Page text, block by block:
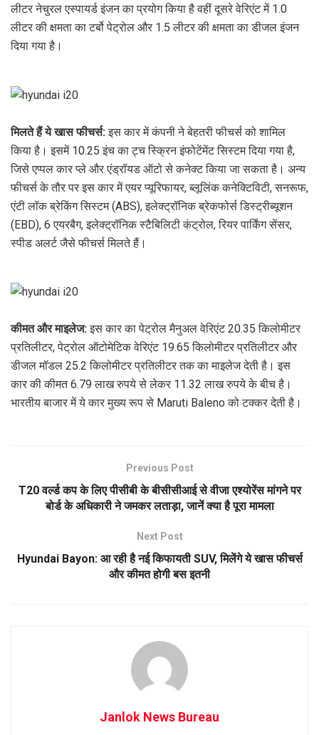
लीटर नेचुरल एस्पायर्ड इंजन का प्रयोग किया है वहीं दूसरे वेरिएंट में 1.0
लीटर की क्षमता का टर्बो पेट्रोल और 1.5 लीटर की क्षमता का डीजल इंजन
दिया गया है।
मिलते हैं ये खास फीचर्स: इस कार में कंपनी ने बेहतरी फीचर्स को शामिल
किया है। इसमें 10.25 इंच का ट्च स्क्रिन इंफोटेंमेंट सिस्टम दिया गया है,
जिसे एप्पल कार प्ले और एंड्रॉयड ऑटो से कनेक्ट किया जा सकता है। अन्य
फीचर्स के तौर पर इस कार में एयर प्यूरिफायर, ब्लूलिंक कनेक्टिविटी, सनरूफ,
एंटी लॉक ब्रेकिंग सिस्टम (ABS), इलेक्ट्रॉनिक ब्रेकफोर्स डिस्ट्रीब्यूशन
(EBD), 6 एयरबैग, इलेक्ट्रॉनिक स्टैबिलिटी कंट्रोल, रियर पार्किंग सेंसर,
स्पीड अलर्ट जैसे फीचर्स मिलते हैं।
कीमत और माइलेज:इस कार का पेट्रोल मैनुअल वेरिएंट 20.35 किलोमीटर
प्रतिलीटर, पेट्रोल ऑटोमेटिक वेरिएंट 19.65 किलोमीटर प्रतिलीटर और
डीजल मॉडल 25.2 किलोमीटर प्रतिलीटर तक का माइलेज देती है। इस
कार की कीमत 6.79 लाख रुपये से लेकर 11.32 लाख रुपये के बीच है।
भारतीय बाजार में ये कार मुख्य रूप से Maruti Baleno को टक्कर देती है।
Previous Post
T20 वर्ल्ड कप के लिए पीसीबी के बीसीसीआई से वीजा एश्योरेंस मांगने पर
बोर्ड के अधिकारी ने जमकर लताड़ा, जानें क्या है पूरा मामला
Next Post
Hyundai Bayon: आ रही है नई किफायती SUV, मिलेंगे ये खास फीचर्स
और कीमत होगी बस इतनी
Janlok News Bureau